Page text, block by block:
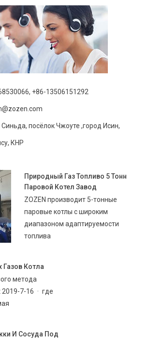
+86-13506151292
посёлок Чжоуте ,город Исин,
КНР
Природный Газ Топливо 5 Тонн
Паровой Котел Завод
ZOZEN производит 5-тонные
паровые котлы с широким
диапазоном адаптируемости
топлива
Котла
метода
7-16 · где
И Сосуда Под